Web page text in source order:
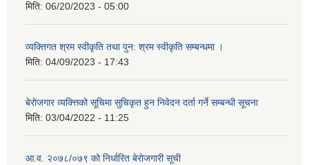
मिति: 06/20/2023 - 05:00
व्यक्तिगत श्रम स्वीकृति तथा पुन: श्रम स्वीकृति सम्बन्धमा ।
मिति: 04/09/2023 - 17:43
बेरोजगार व्यक्त्तिको सूचिमा सुचिकृत हुन निवेदन दर्ता गर्ने सम्बन्धी सूचना
मिति: 03/04/2022 - 11:25
आ.व. २०७८/०७९ को निर्धारित बेरोजगारी सूची